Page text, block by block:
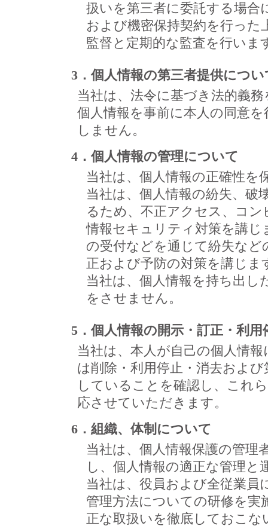
扱いを第三者に委託する場合
および機密保持契約を行っ
監督と定期的な監査を行いま
3．個人情報の第三者提供につい
当社は、法令に基づき法的義
個人情報を事前に本人の同意
しません。
4．個人情報の管理について
当社は、個人情報の正確性
当社は、個人情報の紛失、
るため、不正アクセス、コ
情報セキュリティ対策を講じ
の受付などを通じて紛失な
正および予防の対策を講じま
当社は、個人情報を持ち出
をさせません。
5．個人情報の開示・訂正・利
当社は、本人が自己の個人情
は削除・利用停止・消去およ
していることを確認し、これ
応させていただきます。
6．組織、体制について
当社は、個人情報保護の管理
し、個人情報の適正な管理と
当社は、役員および全従業員
管理方法についての研修を実
正な取扱いを徹底しておこな